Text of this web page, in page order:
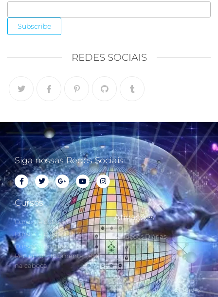
REDES SOCIAIS
Siga nossas Redes Sociais
Cursos
Curso Cálculo Parte 1
Curso Cálculo Parte 2
Curso Colocando o
Perceptor Holomental (PH)
na cabeça
Ativações
Ativações Diárias
Synchronotron
Ativações Diárias Lei do
Tempo
Estudos Postulados da Lei
do Tempo e das 260 Chaves